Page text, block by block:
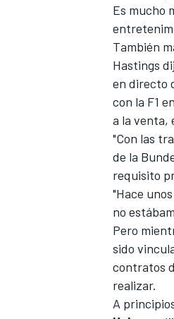
Es mucho
También
Hastings
en directo
con la F1
a la venta,
"Con las
de la
requisito
"Hace
no
Pero
sido
contratos
realizar.
A